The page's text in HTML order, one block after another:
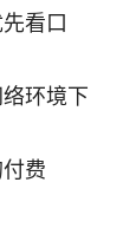
看口
环境下
费